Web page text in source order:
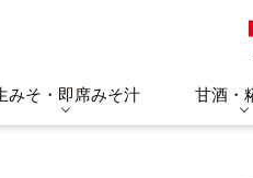
みそ・即席みそ汁 甘酒・